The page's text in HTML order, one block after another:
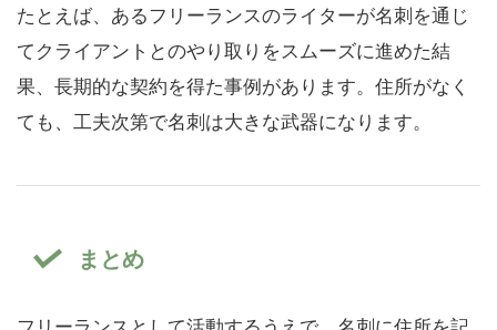
たとえば、あるフリーランスのライターが名刺を通じ
てクライアントとのやり取りをスムーズに進めた結
果、長期的な契約を得た事例があります。住所がなく
ても、工夫次第で名刺は大きな武器になります。
まとめ